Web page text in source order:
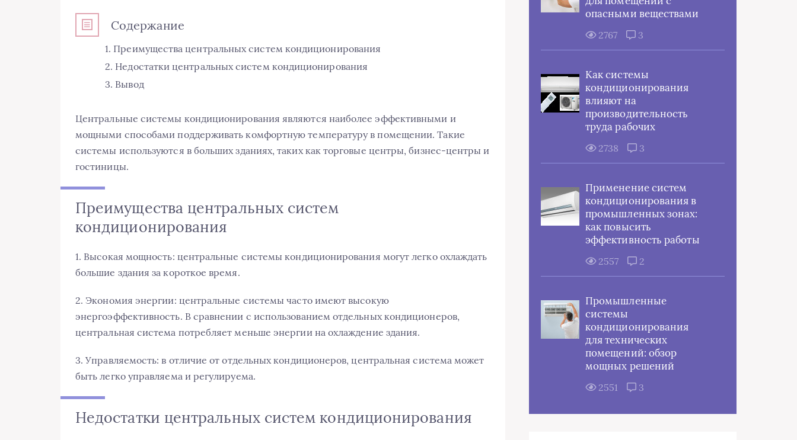
Содержание
Преимущества центральных систем кондиционирования
Недостатки центральных систем кондиционирования
Вывод
Центральные системы кондиционирования являются наиболее эффективными и
мощными способами поддерживать комфортную температуру в помещении. Такие
системы используются в больших зданиях, таких как торговые центры, бизнес-центры и
гостиницы.
Преимущества центральных систем
кондиционирования
1. Высокая мощность: центральные системы кондиционирования могут легко охлаждать
большие здания за короткое время.
2. Экономия энергии: центральные системы часто имеют высокую
энергоэффективность. В сравнении с использованием отдельных кондиционеров,
центральная система потребляет меньше энергии на охлаждение здания.
3. Управляемость: в отличие от отдельных кондиционеров, центральная система может
быть легко управляема и регулируема.
Недостатки центральных систем кондиционирования
опасными веществами
2767 3
Как системы
кондиционирования
влияют на
производительность
труда рабочих
2738 3
Применение систем
кондиционирования в
промышленных зонах:
как повысить
эффективность работы
2557 2
Промышленные
системы
кондиционирования
для технических
помещений: обзор
мощных решений
2551 3